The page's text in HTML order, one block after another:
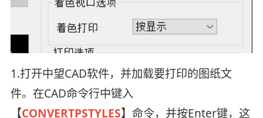
1.打开中望CAD软件，并加载要打印的图纸文
件。在CAD命令行中键入
【CONVERTPSTYLES】命令，并按Enter键，这